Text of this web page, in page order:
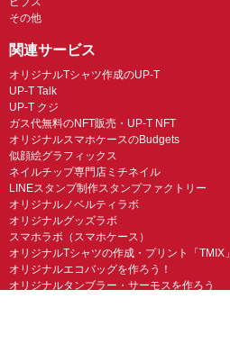
その他
関連サービス
オリジナルTシャツ作成のUP-T
UP-T Talk
UP-T クジ
ガス代無料のNFT販売・UP-T NFT
オリジナルスマホケースのBudgets
似顔絵グラフィックス
ネイルチップ専門店ミチネイル
LINEスタンプ制作スタンプファクトリー
オリジナルノベルティラボ
オリジナルグッズラボ
スマホラボ（スマホケース）
オリジナルTシャツの作成・プリント「TMIX」
オリジナルエコバッグを作ろう！
オリジナルタンブラー・サーモスを作ろう